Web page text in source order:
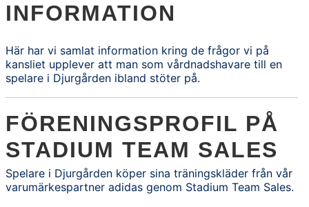
INFORMATION
Här har vi samlat information kring de frågor vi på
kansliet upplever att man som vårdnadshavare till en
spelare i Djurgården ibland stöter på.
FÖRENINGSPROFIL PÅ
STADIUM TEAM SALES
Spelare i Djurgården köper sina träningskläder från vår
varumärkespartner adidas genom Stadium Team Sales.